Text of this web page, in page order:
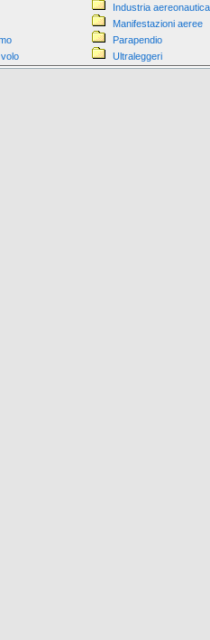
Industria aereonautica
Manifestazioni aeree
Parapendio
Ultraleggeri